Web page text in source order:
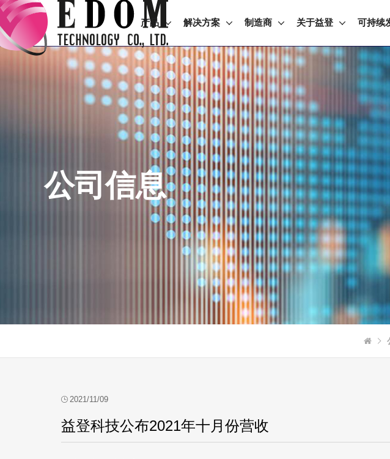
产品 解决方案 制造商 关于益登 可持续
公司信息
2021/11/09
益登科技公布2021年十月份营收